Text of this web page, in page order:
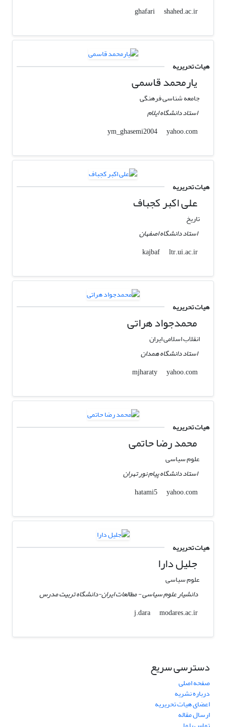
ghafari
shahed.ac.ir
هیات تحریریه
یارمحمد قاسمی
جامعه شناسی فرهنگی
استاد دانشگاه ایلام
ym_ghasemi2004
yahoo.com
هیات تحریریه
علی اکبر کجباف
تاریخ
استاد دانشگاه اصفهان
kajbaf
ltr.ui.ac.ir
هیات تحریریه
محمدجواد هراتی
انقلاب اسلامی ایران
استاد دانشگاه همدان
mjharaty
yahoo.com
هیات تحریریه
محمد رضا حاتمی
علوم سیاسی
استاد دانشگاه پیام نور تهران
hatami5
yahoo.com
هیات تحریریه
جلیل دارا
علوم سیاسی
دانشیار علوم سیاسی - مطالعات ایران-دانشگاه تربیت مدرس
j.dara
modares.ac.ir
دسترسی سریع
صفحه اصلی
درباره نشریه
اعضای هیات تحریریه
ارسال مقاله